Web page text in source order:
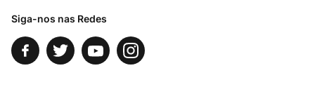
Siga-nos nas Redes